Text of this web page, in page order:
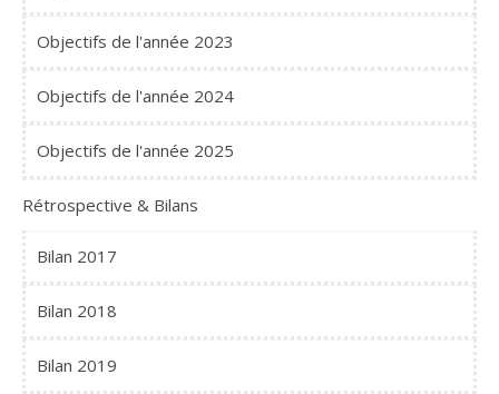
Objectifs de l'année 2023
Objectifs de l'année 2024
Objectifs de l'année 2025
Rétrospective & Bilans
Bilan 2017
Bilan 2018
Bilan 2019